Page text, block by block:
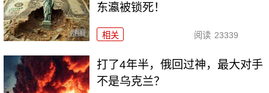
东瀛被锁死！
相关 阅读 23339
打了4年半，俄回过神，最大对手
不是乌克兰？